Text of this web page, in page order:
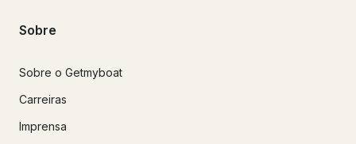
Sobre
Sobre o Getmyboat
Carreiras
Imprensa